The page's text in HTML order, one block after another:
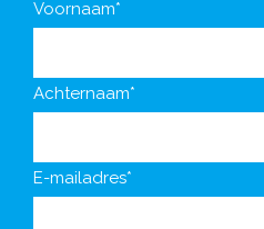
Voornaam*
Achternaam*
E-mailadres*